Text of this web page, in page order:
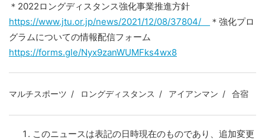
＊2022ロングディスタンス強化事業推進方針
https://www.jtu.or.jp/news/2021/12/08/37804/
＊強化プロ
グラムについての情報配信フォーム
https://forms.gle/Nyx9zanWUMFks4wx8
マルチスポーツ ロングディスタンス アイアンマン 合宿
このニュースは表記の日時現在のものであり、追加変更